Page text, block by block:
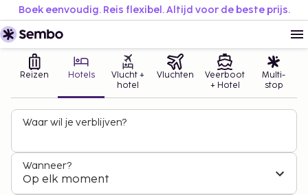
Boek eenvoudig. Reis flexibel. Altijd voor de beste prijs.
Reizen Hotels
Vlucht +
hotel
Vluchten
Veerboot
+ Hotel
Multi-
stop
Waar wil je verblijven?
Wanneer?
Op elk moment